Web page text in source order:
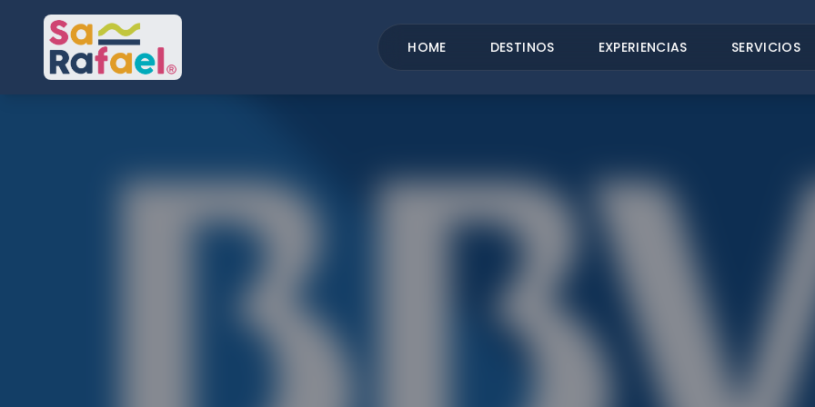
HOME DESTINOS EXPERIENCIAS SERVICIOS